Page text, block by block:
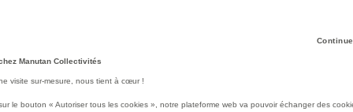
Plat glacière MILL'O
donnant un aspect très
Conforme aux éxigences
Manutan Collectivités
visite sur-mesure, nous tient à cœur !
le bouton « Autoriser tous les cookies », notre plateforme web va pouvoir échanger des